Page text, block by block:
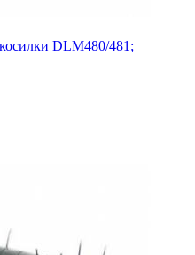
DLM480/481;